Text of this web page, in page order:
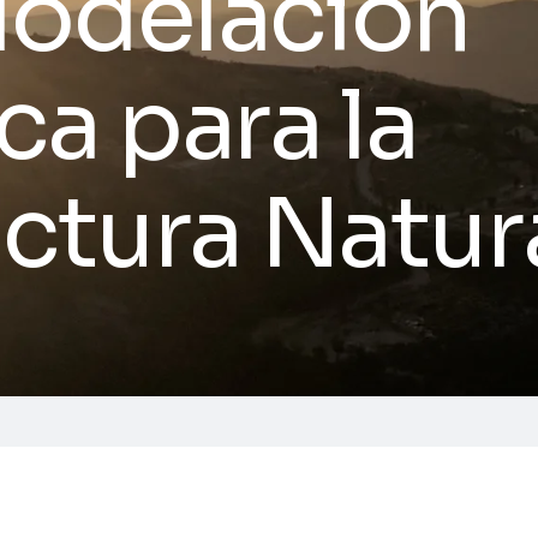
para la